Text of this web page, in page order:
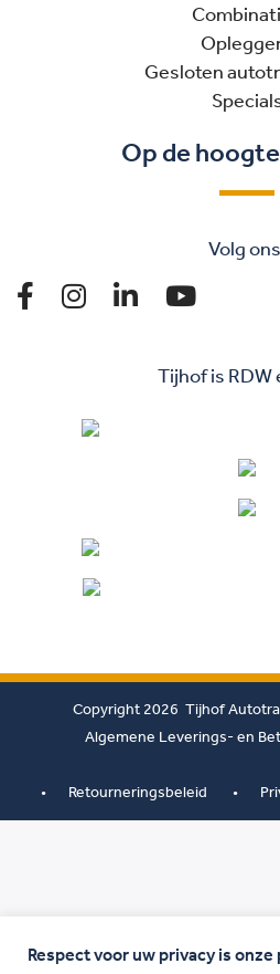
Gesloten
Op de
Volg
Tijhof is RDW
Copyright 2026 Tijhof
Algemene Leverings- en
Retourneringsbeleid
Respect voor uw privacy is